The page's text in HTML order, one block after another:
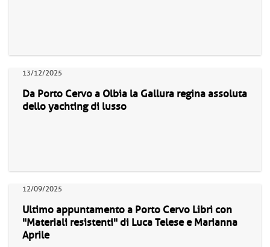
13/12/2025
Da Porto Cervo a Olbia la Gallura regina assoluta
dello yachting di lusso
12/09/2025
Ultimo appuntamento a Porto Cervo Libri con
"Materiali resistenti" di Luca Telese e Marianna
Aprile